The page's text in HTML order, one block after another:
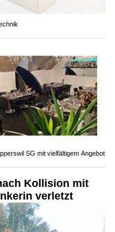
SG mit vielfältigem Angebot
Kollision mit
verletzt